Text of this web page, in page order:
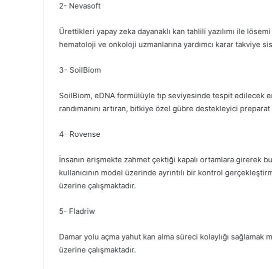
2- Nevasoft
Ürettikleri yapay zeka dayanaklı kan tahlili yazılımı ile
hematoloji ve onkoloji uzmanlarına yardımcı karar takviye
3- SoilBiom
SoilBiom, eDNA formülüyle tıp seviyesinde tespit edilecek
randımanını artıran, bitkiye özel gübre destekleyici
4- Rovense
İnsanın erişmekte zahmet çektiği kapalı ortamlara girerek
kullanıcının model üzerinde ayrıntılı bir kontrol
üzerine çalışmaktadır.
5- Fladriw
Damar yolu açma yahut kan alma süreci kolaylığı sağlamak
üzerine çalışmaktadır.